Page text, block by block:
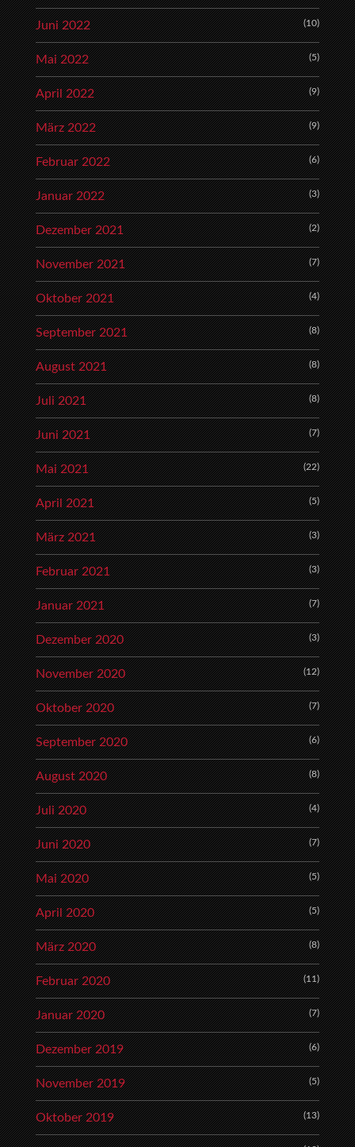
Juni 2022 (10)
Mai 2022 (5)
April 2022 (9)
März 2022 (9)
Februar 2022 (6)
Januar 2022 (3)
Dezember 2021 (2)
November 2021 (7)
Oktober 2021 (4)
September 2021 (8)
August 2021 (8)
Juli 2021 (8)
Juni 2021 (7)
Mai 2021 (22)
April 2021 (5)
März 2021 (3)
Februar 2021 (3)
Januar 2021 (7)
Dezember 2020 (3)
November 2020 (12)
Oktober 2020 (7)
September 2020 (6)
August 2020 (8)
Juli 2020 (4)
Juni 2020 (7)
Mai 2020 (5)
April 2020 (5)
März 2020 (8)
Februar 2020 (11)
Januar 2020 (7)
Dezember 2019 (6)
November 2019 (5)
Oktober 2019 (13)